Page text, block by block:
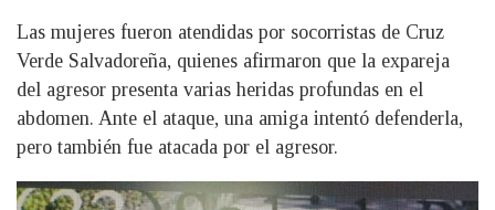
Las mujeres fueron atendidas por socorristas de Cruz
Verde Salvadoreña, quienes afirmaron que la expareja
del agresor presenta varias heridas profundas en el
abdomen. Ante el ataque, una amiga intentó defenderla,
pero también fue atacada por el agresor.